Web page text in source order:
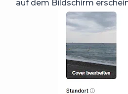
auf dem Bildschirm